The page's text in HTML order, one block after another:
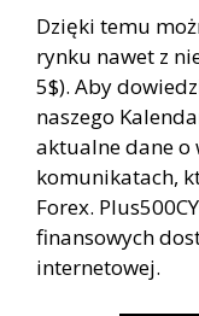
Dzięki temu
rynku nawet z
5$). Aby
naszego
aktualne dane o
komunikatach,
Forex.
finansowych
internetowej.